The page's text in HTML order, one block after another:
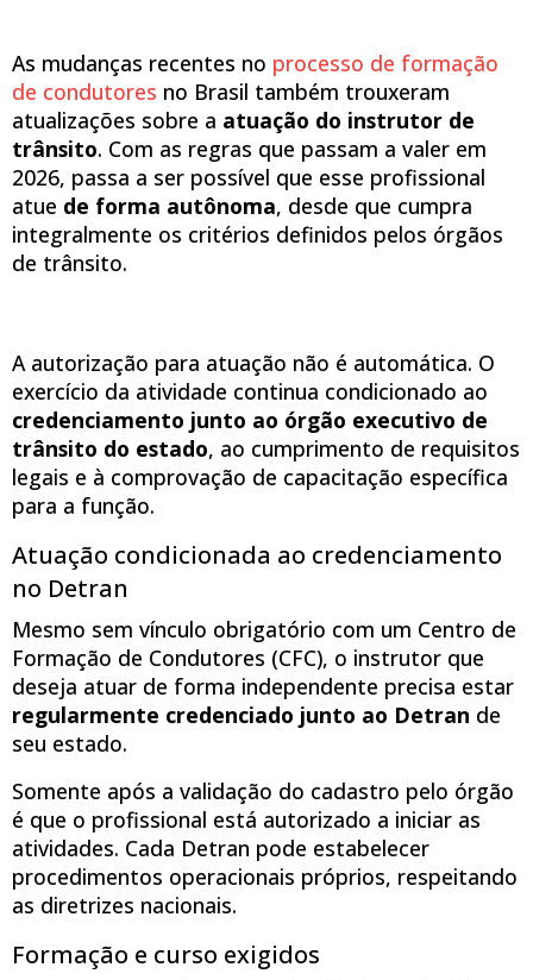
As mudanças recentes no processo de formação
de condutores no Brasil também trouxeram
atualizações sobre a atuação do instrutor de
trânsito. Com as regras que passam a valer em
2026, passa a ser possível que esse profissional
atue de forma autônoma, desde que cumpra
integralmente os critérios definidos pelos órgãos
de trânsito.
A autorização para atuação não é automática. O
exercício da atividade continua condicionado ao
credenciamento junto ao órgão executivo de
trânsito do estado, ao cumprimento de requisitos
legais e à comprovação de capacitação específica
para a função.
Atuação condicionada ao credenciamento
no Detran
Mesmo sem vínculo obrigatório com um Centro de
Formação de Condutores (CFC), o instrutor que
deseja atuar de forma independente precisa estar
regularmente credenciado junto ao Detran de
seu estado.
Somente após a validação do cadastro pelo órgão
é que o profissional está autorizado a iniciar as
atividades. Cada Detran pode estabelecer
procedimentos operacionais próprios, respeitando
as diretrizes nacionais.
Formação e curso exigidos